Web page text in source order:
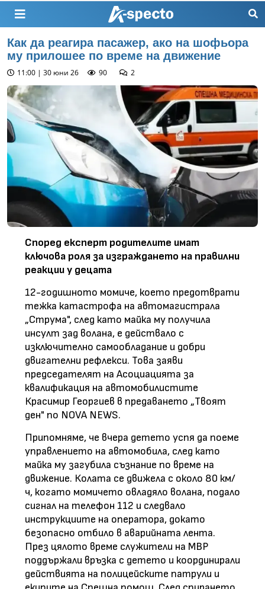
Как да реагира пасажер, ако на шофьора
му прилошее по време на движение
11:00 | 30 юни 26 90 2
Според експерт родителите имат
ключова роля за изграждането на правилни
реакции у децата
12-годишното момиче, което предотврати
тежка катастрофа на автомагистрала
„Струма", след като майка му получила
инсулт зад волана, е действало с
изключително самообладание и добри
двигателни рефлекси. Това заяви
председателят на Асоциацията за
квалификация на автомобилистите
Красимир Георгиев в предаването „Твоят
ден" по NOVA NEWS.
Припомняме, че вчера детето успя да поеме
управлението на автомобила, след като
майка му загубила съзнание по време на
движение. Колата се движела с около 80 км/
ч, когато момичето овладяло волана, подало
сигнал на телефон 112 и следвало
инструкциите на оператора, докато
безопасно отбило в аварийната лента.
През цялото време служители на МВР
поддържали връзка с детето и координирали
действията на полицейските патрули и